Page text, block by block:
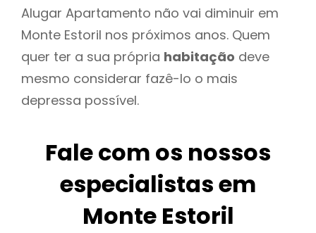
Alugar Apartamento não vai diminuir em
Monte Estoril nos próximos anos. Quem
quer ter a sua própria habitação deve
mesmo considerar fazê-lo o mais
depressa possível.
Fale com os nossos
especialistas em
Monte Estoril